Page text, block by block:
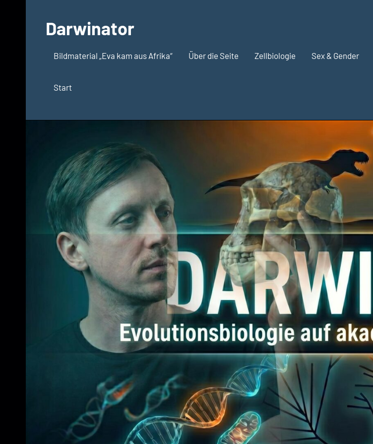
springenDarwinator
Evolutionsbiologie
Bildmaterial „Eva kam aus Afrika“ Über die Seite Zellbiologie Sex & Gender
Start